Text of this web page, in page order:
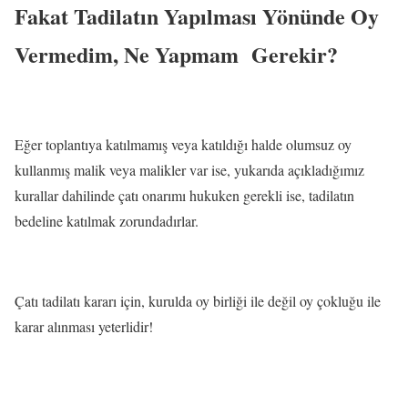
Fakat Tadilatın Yapılması Yönünde Oy
Vermedim, Ne Yapmam Gerekir?
Eğer toplantıya katılmamış veya katıldığı halde olumsuz oy
kullanmış malik veya malikler var ise, yukarıda açıkladığımız
kurallar dahilinde çatı onarımı hukuken gerekli ise, tadilatın
bedeline katılmak zorundadırlar.
Çatı tadilatı kararı için, kurulda oy birliği ile değil oy çokluğu ile
karar alınması yeterlidir!